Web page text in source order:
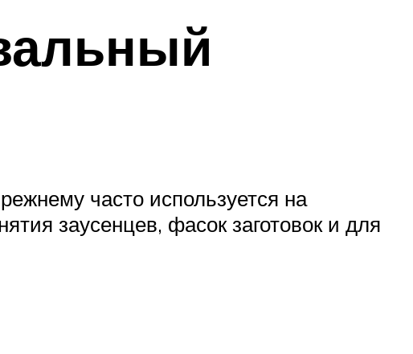
часто используется на
заусенцев, фасок заготовок и для